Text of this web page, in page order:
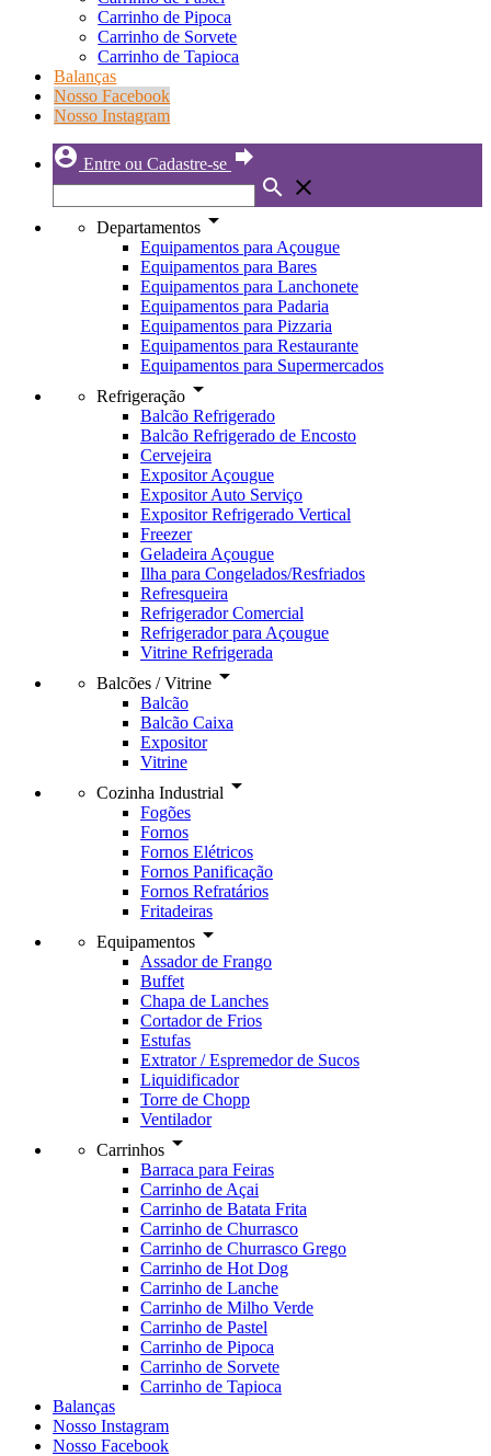
Carrinho de Pipoca
Carrinho de Sorvete
Carrinho de Tapioca
Balanças
Nosso Facebook
Nosso Instagram
account_circle Entre ou Cadastre-se forward
search close
Departamentos arrow_drop_down
Equipamentos para Açougue
Equipamentos para Bares
Equipamentos para Lanchonete
Equipamentos para Padaria
Equipamentos para Pizzaria
Equipamentos para Restaurante
Equipamentos para Supermercados
Refrigeração arrow_drop_down
Balcão Refrigerado
Balcão Refrigerado de Encosto
Cervejeira
Expositor Açougue
Expositor Auto Serviço
Expositor Refrigerado Vertical
Freezer
Geladeira Açougue
Ilha para Congelados/Resfriados
Refresqueira
Refrigerador Comercial
Refrigerador para Açougue
Vitrine Refrigerada
Balcões / Vitrine arrow_drop_down
Balcão
Balcão Caixa
Expositor
Vitrine
Cozinha Industrial arrow_drop_down
Fogões
Fornos
Fornos Elétricos
Fornos Panificação
Fornos Refratários
Fritadeiras
Equipamentos arrow_drop_down
Assador de Frango
Buffet
Chapa de Lanches
Cortador de Frios
Estufas
Extrator / Espremedor de Sucos
Liquidificador
Torre de Chopp
Ventilador
Carrinhos arrow_drop_down
Barraca para Feiras
Carrinho de Açai
Carrinho de Batata Frita
Carrinho de Churrasco
Carrinho de Churrasco Grego
Carrinho de Hot Dog
Carrinho de Lanche
Carrinho de Milho Verde
Carrinho de Pastel
Carrinho de Pipoca
Carrinho de Sorvete
Carrinho de Tapioca
Balanças
Nosso Instagram
Nosso Facebook